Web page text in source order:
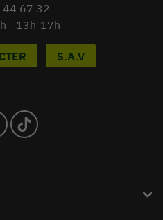
67 32
- 13h-17h
S.A.V